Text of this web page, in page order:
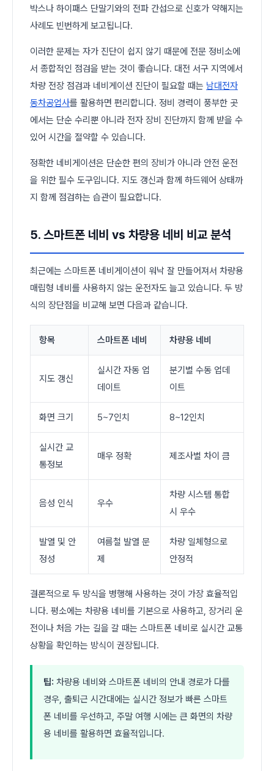
박스나 하이패스 단말기와의 전파 간섭으로 신호가 약해지는
사례도 빈번하게 보고됩니다.
이러한 문제는 자가 진단이 쉽지 않기 때문에 전문 정비소에
서 종합적인 점검을 받는 것이 좋습니다. 대전 서구 지역에서
차량 전장 점검과 네비게이션 진단이 필요할 때는 남대전자
동차공업사를 활용하면 편리합니다. 정비 경력이 풍부한 곳
에서는 단순 수리뿐 아니라 전자 장비 진단까지 함께 받을 수
있어 시간을 절약할 수 있습니다.
정확한 네비게이션은 단순한 편의 장비가 아니라 안전 운전
을 위한 필수 도구입니다. 지도 갱신과 함께 하드웨어 상태까
지 함께 점검하는 습관이 필요합니다.
5. 스마트폰 네비 vs 차량용 네비 비교 분석
최근에는 스마트폰 네비게이션이 워낙 잘 만들어져서 차량용
매립형 네비를 사용하지 않는 운전자도 늘고 있습니다. 두 방
식의 장단점을 비교해 보면 다음과 같습니다.
항목 스마트폰 네비 차량용 네비
지도 갱신
실시간 자동 업
데이트
분기별 수동 업데
이트
화면 크기 5~7인치 8~12인치
실시간 교
통정보
매우 정확 제조사별 차이 큼
음성 인식 우수
차량 시스템 통합
시 우수
발열 및 안
정성
여름철 발열 문
제
차량 일체형으로
안정적
결론적으로 두 방식을 병행해 사용하는 것이 가장 효율적입
니다. 평소에는 차량용 네비를 기본으로 사용하고, 장거리 운
전이나 처음 가는 길을 갈 때는 스마트폰 네비로 실시간 교통
상황을 확인하는 방식이 권장됩니다.
팁: 차량용 네비와 스마트폰 네비의 안내 경로가 다를
경우, 출퇴근 시간대에는 실시간 정보가 빠른 스마트
폰 네비를 우선하고, 주말 여행 시에는 큰 화면의 차량
용 네비를 활용하면 효율적입니다.